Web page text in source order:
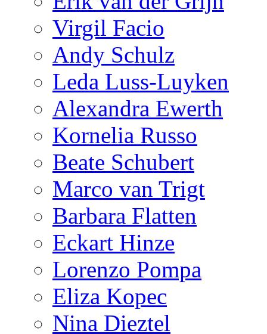
Virgil Facio
Andy Schulz
Leda Luss-Luyken
Alexandra Ewerth
Kornelia Russo
Beate Schubert
Marco van Trigt
Barbara Flatten
Eckart Hinze
Lorenzo Pompa
Eliza Kopec
Nina Dieztel